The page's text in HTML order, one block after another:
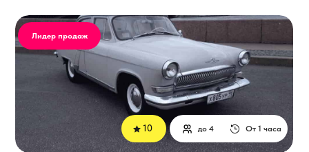
От 1 часа
до 4
Лидер продаж
10